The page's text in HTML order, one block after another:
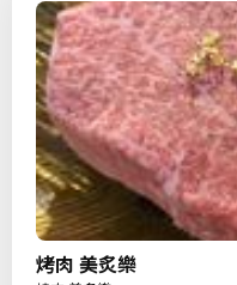
烤肉 美炙樂